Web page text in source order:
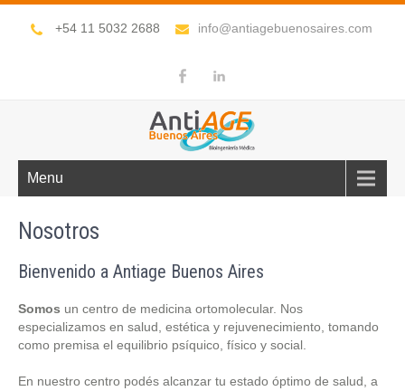
+54 11 5032 2688 info@antiagebuenosaires.com
Menu
Nosotros
Bienvenido a Antiage Buenos Aires
Somos un centro de medicina ortomolecular. Nos
especializamos en salud, estética y rejuvenecimiento, tomando
como premisa el equilibrio psíquico, físico y social.
En nuestro centro podés alcanzar tu estado óptimo de salud, a